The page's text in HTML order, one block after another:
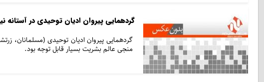
گردهمایی پیروان ادیان توحیدی در آستانه
گردهمایی پیروان ادیان توحیدی (مسلمانان،
منجی عالم بشریت بسیار قابل توجه بود.